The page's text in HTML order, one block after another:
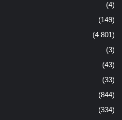
(4)
(149)
(4 801)
(3)
(43)
(33)
(844)
(334)